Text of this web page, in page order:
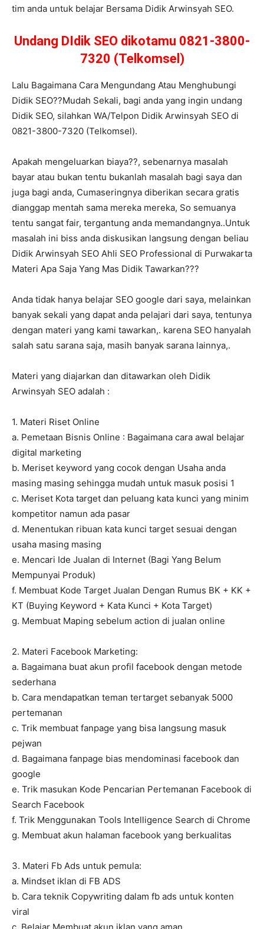
tim anda untuk belajar Bersama Didik Arwinsyah SEO.
Undang DIdik SEO dikotamu 0821-3800-
7320 (Telkomsel)
Lalu Bagaimana Cara Mengundang Atau Menghubungi
Didik SEO??Mudah Sekali, bagi anda yang ingin undang
Didik SEO, silahkan WA/Telpon Didik Arwinsyah SEO di
0821-3800-7320 (Telkomsel).
Apakah mengeluarkan biaya??, sebenarnya masalah
bayar atau bukan tentu bukanlah masalah bagi saya dan
juga bagi anda, Cumaseringnya diberikan secara gratis
dianggap mentah sama mereka mereka, So semuanya
tentu sangat fair, tergantung anda memandangnya..Untuk
masalah ini biss anda diskusikan langsung dengan beliau
Didik Arwinsyah SEO Ahli SEO Professional di Purwakarta
Materi Apa Saja Yang Mas Didik Tawarkan???
Anda tidak hanya belajar SEO google dari saya, melainkan
banyak sekali yang dapat anda pelajari dari saya, tentunya
dengan materi yang kami tawarkan,. karena SEO hanyalah
salah satu sarana saja, masih banyak sarana lainnya,.
Materi yang diajarkan dan ditawarkan oleh Didik
Arwinsyah SEO adalah :
1. Materi Riset Online
a. Pemetaan Bisnis Online : Bagaimana cara awal belajar
digital marketing
b. Meriset keyword yang cocok dengan Usaha anda
masing masing sehingga mudah untuk masuk posisi 1
c. Meriset Kota target dan peluang kata kunci yang minim
kompetitor namun ada pasar
d. Menentukan ribuan kata kunci target sesuai dengan
usaha masing masing
e. Mencari Ide Jualan di Internet (Bagi Yang Belum
Mempunyai Produk)
f. Membuat Kode Target Jualan Dengan Rumus BK + KK +
KT (Buying Keyword + Kata Kunci + Kota Target)
g. Membuat Maping sebelum action di jualan online
2. Materi Facebook Marketing:
a. Bagaimana buat akun profil facebook dengan metode
sederhana
b. Cara mendapatkan teman tertarget sebanyak 5000
pertemanan
c. Trik membuat fanpage yang bisa langsung masuk
pejwan
d. Bagaimana fanpage bias mendominasi facebook dan
google
e. Trik masukan Kode Pencarian Pertemanan Facebook di
Search Facebook
f. Trik Menggunakan Tools Intelligence Search di Chrome
g. Membuat akun halaman facebook yang berkualitas
3. Materi Fb Ads untuk pemula:
a. Mindset iklan di FB ADS
b. Cara teknik Copywriting dalam fb ads untuk konten
viral